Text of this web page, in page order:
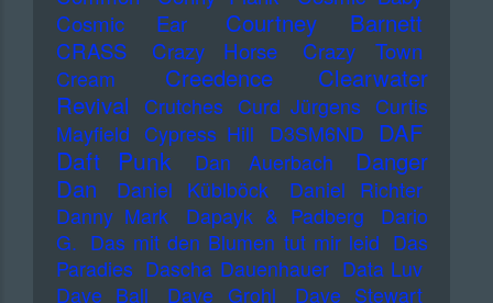
Cosmic Ear
Courtney Barnett
CRASS Crazy Horse Crazy Town
Cream
Creedence Clearwater
Revival
Crutches Curd Jürgens Curtis
Mayfield Cypress Hill D3SM6ND DAF
Daft Punk Dan Auerbach
Danger
Dan
Daniel Küblböck
Daniel Richter
Danny Mark
Dapayk & Padberg
Dario
G. Das mit den Blumen tut mir leid Das
Paradies Dascha Dauenhauer Data Luv
Dave Ball
Dave Grohl Dave Stewart